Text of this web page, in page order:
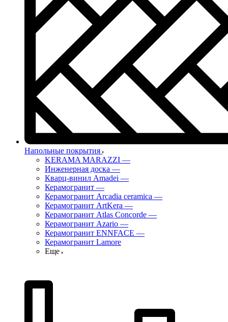
Напольные покрытия
KERAMA MARAZZI —
Инженерная доска —
Кварц-винил Amadei —
Керамогранит —
Керамогранит Arcadia ceramica —
Керамогранит ArtKera —
Керамогранит Atlas Concorde —
Керамогранит Azario —
Керамогранит ENNFACE —
Керамогранит Lamore
Еще